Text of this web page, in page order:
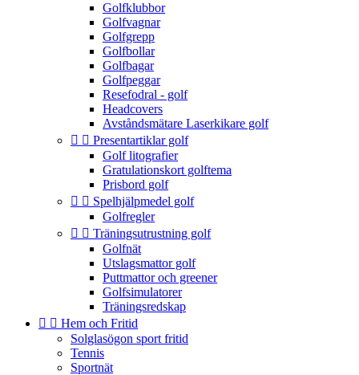
Golfklubbor
Golfvagnar
Golfgrepp
Golfbollar
Golfbagar
Golfpeggar
Resefodral - golf
Headcovers
Avståndsmätare Laserkikare golf
  Presentartiklar golf
Golf litografier
Gratulationskort golftema
Prisbord golf
  Spelhjälpmedel golf
Golfregler
  Träningsutrustning golf
Golfnät
Utslagsmattor golf
Puttmattor och greener
Golfsimulatorer
Träningsredskap
  Hem och Fritid
Solglasögon sport fritid
Tennis
Sportnät